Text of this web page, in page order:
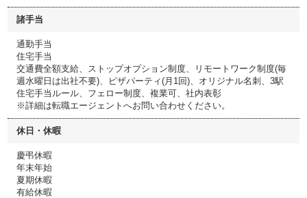
諸手当
通勤手当
住宅手当
交通費全額支給、ストップオプション制度、リモートワーク制度(毎
週水曜日は出社不要)、ピザパーティ(月1回)、オリジナル名刺、3駅
住宅手当ルール、フェロー制度、複業可、社内表彰
※詳細は転職エージェントへお問い合わせください。
休日・休暇
慶弔休暇
年末年始
夏期休暇
有給休暇